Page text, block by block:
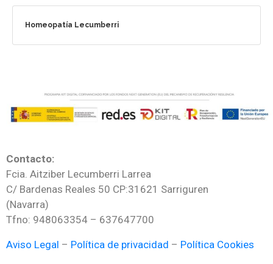
Homeopatía Lecumberri
Contacto:
Fcia. Aitziber Lecumberri Larrea
C/ Bardenas Reales 50 CP:31621 Sarriguren
(Navarra)
Tfno: 948063354 – 637647700
Aviso Legal – Política de privacidad – Política Cookies